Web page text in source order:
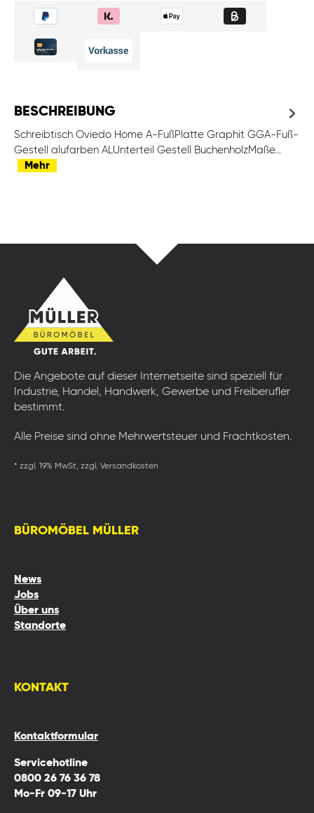
BESCHREIBUNG
Schreibtisch Oviedo Home A-FußPlatte Graphit GGA-Fuß-
Gestell alufarben ALUnterteil Gestell BuchenholzMaße…
Mehr
Die Angebote auf dieser Internetseite sind speziell für
Industrie, Handel, Handwerk, Gewerbe und Freiberufler
bestimmt.
Alle Preise sind ohne Mehrwertsteuer und Frachtkosten.
* zzgl. 19% MwSt, zzgl. Versandkosten
BÜROMÖBEL MÜLLER
News
Jobs
Über uns
Standorte
KONTAKT
Kontaktformular
Servicehotline
0800 26 76 36 78
Mo-Fr 09-17 Uhr